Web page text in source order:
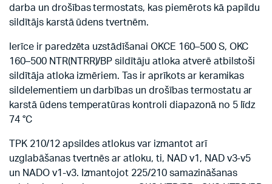
darba un drošības termostats, kas piemērots kā papildu
sildītājs karstā ūdens tvertnēm.
Ierīce ir paredzēta uzstādīšanai OKCE 160–500 S, OKC
160–500 NTR(NTRR)/BP sildītāju atloka atverē atbilstoši
sildītāja atloka izmēriem. Tas ir aprīkots ar keramikas
sildelementiem un darbības un drošības termostatu ar
karstā ūdens temperatūras kontroli diapazonā no 5 līdz
74 °C
TPK 210/12 apsildes atlokus var izmantot arī
uzglabāšanas tvertnēs ar atloku, ti, NAD v1, NAD v3-v5
un NADO v1-v3. Izmantojot 225/210 samazināšanas